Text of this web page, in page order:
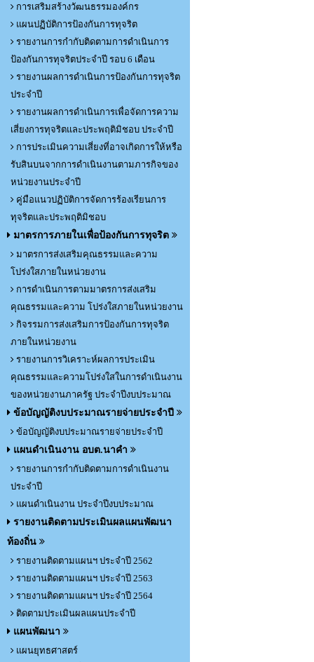
การเสริมสร้างวัฒนธรรมองค์กร
แผนปฏิบัติการป้องกันการทุจริต
รายงานการกำกับติดตามการดำเนินการ
ป้องกันการทุจริตประจำปี รอบ 6 เดือน
รายงานผลการดำเนินการป้องกันการทุจริต
ประจำปี
รายงานผลการดำเนินการเพื่อจัดการความ
เสี่ยงการทุจริตและประพฤติมิชอบ ประจำปี
การประเมินความเสี่ยงที่อาจเกิดการให้หรือ
รับสินบนจากการดำเนินงานตามภารกิจของ
หน่วยงานประจำปี
คู่มือแนวปฏิบัติการจัดการร้องเรียนการ
ทุจริตและประพฤติมิชอบ
มาตรการภายในเพื่อป้องกันการทุจริต
มาตรการส่งเสริมคุณธรรมและความ
โปร่งใสภายในหน่วยงาน
การดำเนินการตามมาตรการส่งเสริม
คุณธรรมและความ โปร่งใสภายในหน่วยงาน
กิจรรมการส่งเสริมการป้องกันการทุจริต
ภายในหน่วยงาน
รายงานการวิเคราะห์ผลการประเมิน
คุณธรรมและความโปร่งใสในการดำเนินงาน
ของหน่วยงานภาครัฐ ประจำปีงบประมาณ
ข้อบัญญัติงบประมาณรายจ่ายประจำปี
ข้อบัญญัติงบประมาณรายจ่ายประจำปี
แผนดำเนินงาน อบต.นาคำ
รายงานการกำกับติดตามการดำเนินงาน
ประจำปี
แผนดำเนินงาน ประจำปีงบประมาณ
รายงานติดตามประเมินผลแผนพัฒนา
ท้องถิ่น
รายงานติดตามแผนฯ ประจำปี 2562
รายงานติดตามแผนฯ ประจำปี 2563
รายงานติดตามแผนฯ ประจำปี 2564
ติดตามประเมินผลแผนประจำปี
แผนพัฒนา
แผนยุทธศาสตร์